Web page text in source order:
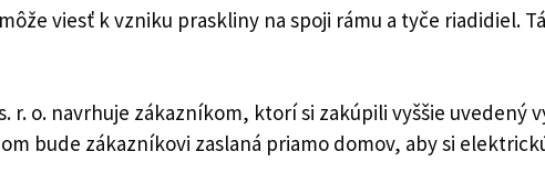
viesť k vzniku praskliny na spoji rámu a tyče riadidiel.
o. navrhuje zákazníkom, ktorí si zakúpili vyššie uvedený
bude zákazníkovi zaslaná priamo domov, aby si